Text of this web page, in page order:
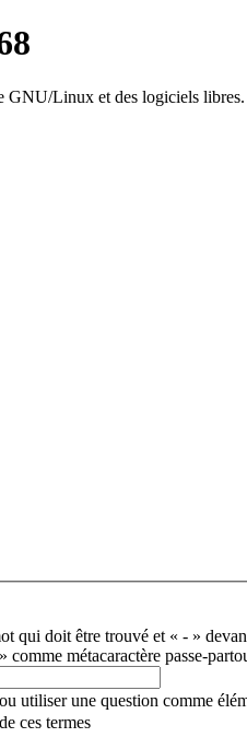
GNU/Linux et des logiciels
qui doit être trouvé et « - »
métacaractère passe-
utiliser une question comme
ces termes